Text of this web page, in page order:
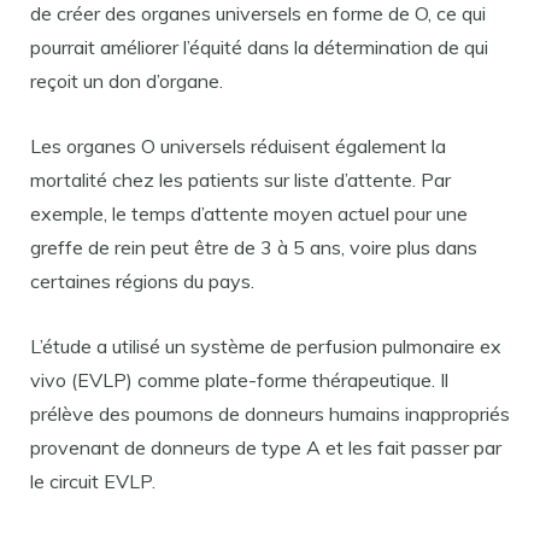
de créer des organes universels en forme de O, ce qui
pourrait améliorer l’équité dans la détermination de qui
reçoit un don d’organe.
Les organes O universels réduisent également la
mortalité chez les patients sur liste d’attente. Par
exemple, le temps d’attente moyen actuel pour une
greffe de rein peut être de 3 à 5 ans, voire plus dans
certaines régions du pays.
L’étude a utilisé un système de perfusion pulmonaire ex
vivo (EVLP) comme plate-forme thérapeutique. Il
prélève des poumons de donneurs humains inappropriés
provenant de donneurs de type A et les fait passer par
le circuit EVLP.